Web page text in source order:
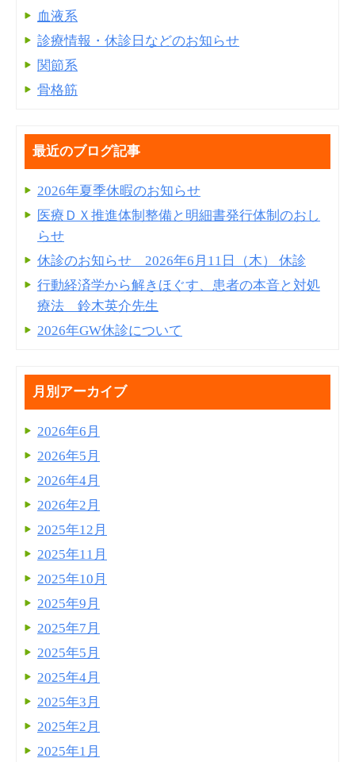
血液系
診療情報・休診日などのお知らせ
関節系
骨格筋
最近のブログ記事
2026年夏季休暇のお知らせ
医療ＤＸ推進体制整備と明細書発⾏体制のおし
らせ
休診のお知らせ 2026年6月11日（木） 休診
行動経済学から解きほぐす、患者の本音と対処
療法 鈴木英介先生
2026年GW休診について
月別アーカイブ
2026年6月
2026年5月
2026年4月
2026年2月
2025年12月
2025年11月
2025年10月
2025年9月
2025年7月
2025年5月
2025年4月
2025年3月
2025年2月
2025年1月